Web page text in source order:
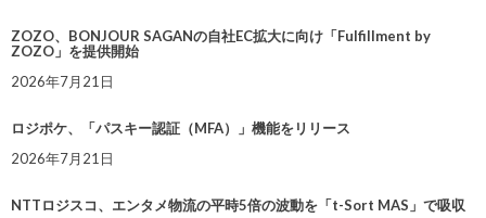
ZOZO、BONJOUR SAGANの自社EC拡大に向け「Fulfillment by
ZOZO」を提供開始
2026年7月21日
ロジポケ、「パスキー認証（MFA）」機能をリリース
2026年7月21日
NTTロジスコ、エンタメ物流の平時5倍の波動を「t-Sort MAS」で吸収